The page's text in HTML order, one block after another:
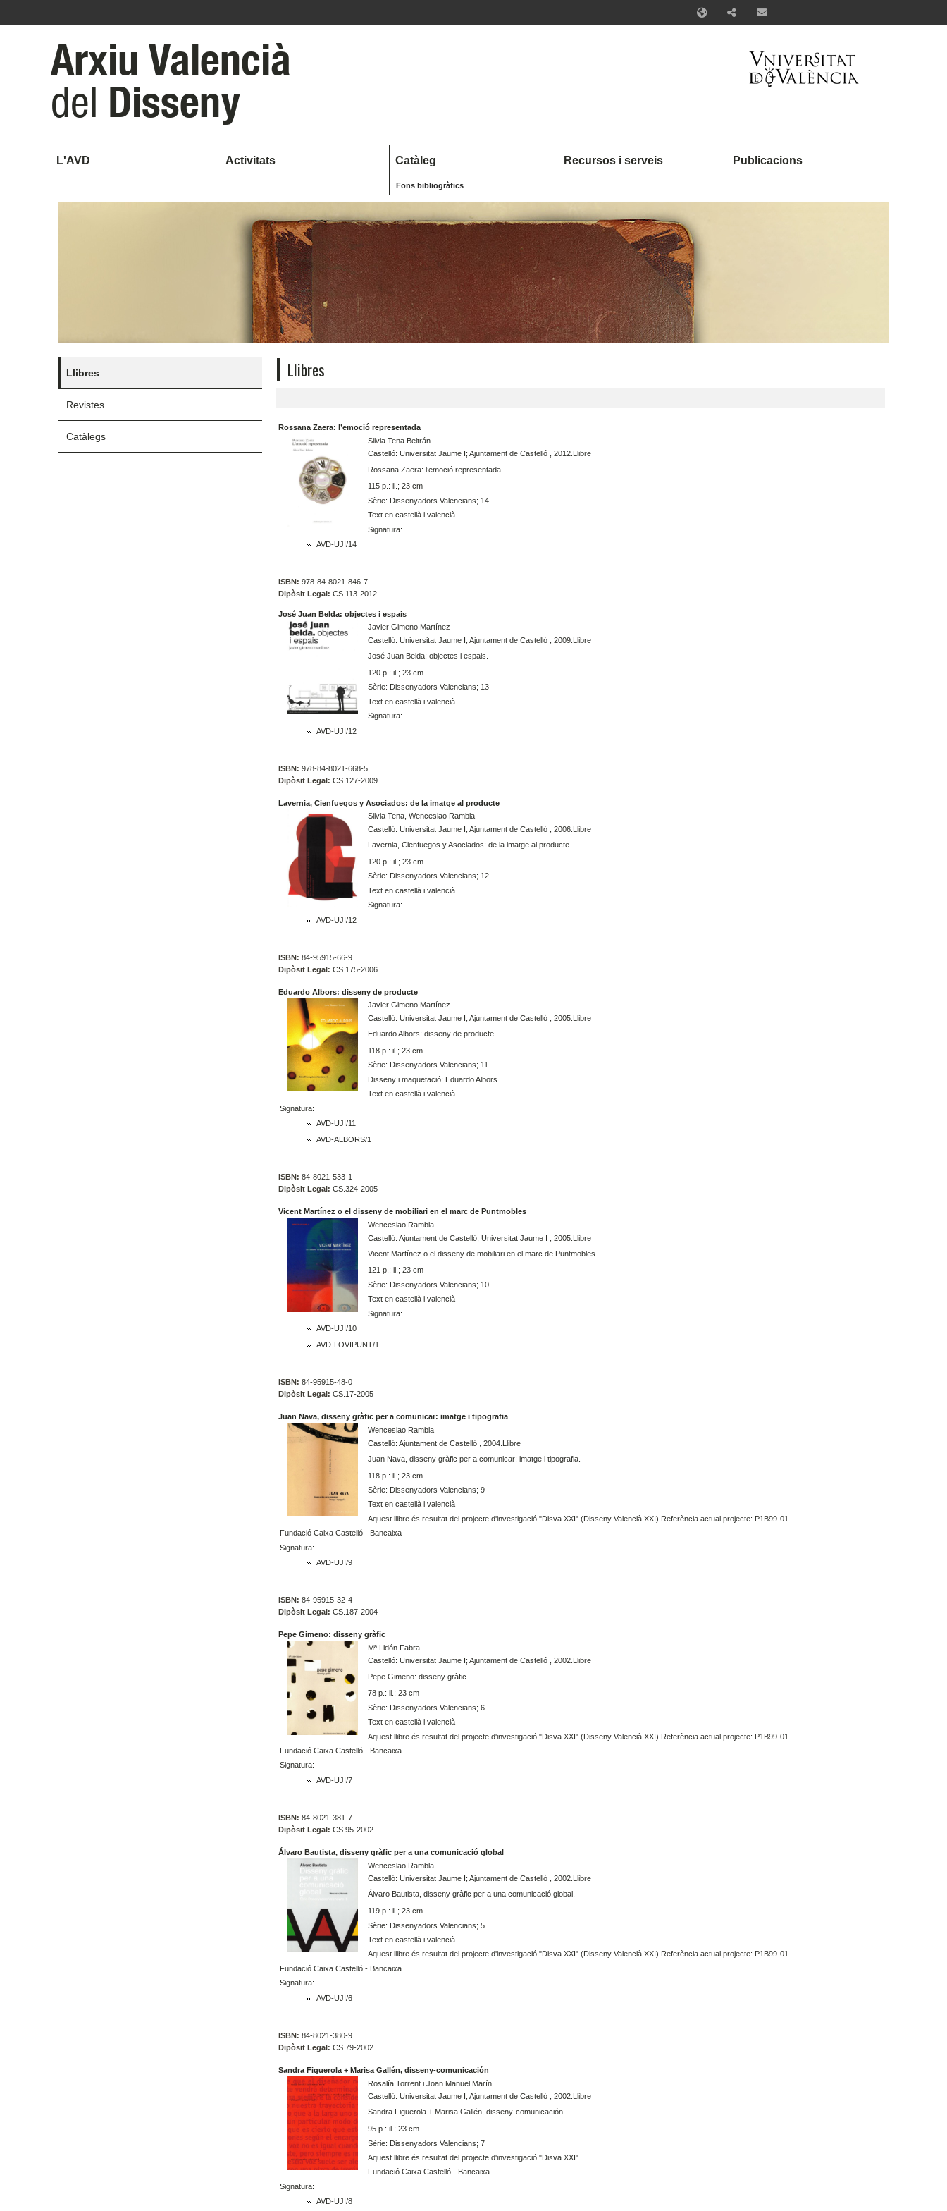
Arxiu Valencià
del Disseny
L'AVD Activitats Catàleg Recursos i serveis Publicacions
Fons bibliogràfics
Llibres
Revistes
Catàlegs
Llibres
Rossana Zaera: l’emoció representada
Silvia Tena Beltrán
Castelló: Universitat Jaume I; Ajuntament de Castelló , 2012.Llibre
Rossana Zaera: l’emoció representada.
115 p.: il.; 23 cm
Sèrie: Dissenyadors Valencians; 14
Text en castellà i valencià
Signatura:
AVD-UJI/14
ISBN: 978-84-8021-846-7
Dipòsit Legal: CS.113-2012
José Juan Belda: objectes i espais
Javier Gimeno Martínez
Castelló: Universitat Jaume I; Ajuntament de Castelló , 2009.Llibre
José Juan Belda: objectes i espais.
120 p.: il.; 23 cm
Sèrie: Dissenyadors Valencians; 13
Text en castellà i valencià
Signatura:
AVD-UJI/12
ISBN: 978-84-8021-668-5
Dipòsit Legal: CS.127-2009
Lavernia, Cienfuegos y Asociados: de la imatge al producte
Silvia Tena, Wenceslao Rambla
Castelló: Universitat Jaume I; Ajuntament de Castelló , 2006.Llibre
Lavernia, Cienfuegos y Asociados: de la imatge al producte.
120 p.: il.; 23 cm
Sèrie: Dissenyadors Valencians; 12
Text en castellà i valencià
Signatura:
AVD-UJI/12
ISBN: 84-95915-66-9
Dipòsit Legal: CS.175-2006
Eduardo Albors: disseny de producte
Javier Gimeno Martínez
Castelló: Universitat Jaume I; Ajuntament de Castelló , 2005.Llibre
Eduardo Albors: disseny de producte.
118 p.: il.; 23 cm
Sèrie: Dissenyadors Valencians; 11
Disseny i maquetació: Eduardo Albors
Text en castellà i valencià
Signatura:
AVD-UJI/11
AVD-ALBORS/1
ISBN: 84-8021-533-1
Dipòsit Legal: CS.324-2005
Vicent Martínez o el disseny de mobiliari en el marc de Puntmobles
Wenceslao Rambla
Castelló: Ajuntament de Castelló; Universitat Jaume I , 2005.Llibre
Vicent Martínez o el disseny de mobiliari en el marc de Puntmobles.
121 p.: il.; 23 cm
Sèrie: Dissenyadors Valencians; 10
Text en castellà i valencià
Signatura:
AVD-UJI/10
AVD-LOVIPUNT/1
ISBN: 84-95915-48-0
Dipòsit Legal: CS.17-2005
Juan Nava, disseny gràfic per a comunicar: imatge i tipografia
Wenceslao Rambla
Castelló: Ajuntament de Castelló , 2004.Llibre
Juan Nava, disseny gràfic per a comunicar: imatge i tipografia.
118 p.: il.; 23 cm
Sèrie: Dissenyadors Valencians; 9
Text en castellà i valencià
Aquest llibre és resultat del projecte d'investigació "Disva XXI" (Disseny Valencià XXI) Referència actual projecte: P1B99-01
Fundació Caixa Castelló - Bancaixa
Signatura:
AVD-UJI/9
ISBN: 84-95915-32-4
Dipòsit Legal: CS.187-2004
Pepe Gimeno: disseny gràfic
Mª Lidón Fabra
Castelló: Universitat Jaume I; Ajuntament de Castelló , 2002.Llibre
Pepe Gimeno: disseny gràfic.
78 p.: il.; 23 cm
Sèrie: Dissenyadors Valencians; 6
Text en castellà i valencià
Aquest llibre és resultat del projecte d'investigació "Disva XXI" (Disseny Valencià XXI) Referència actual projecte: P1B99-01
Fundació Caixa Castelló - Bancaixa
Signatura:
AVD-UJI/7
ISBN: 84-8021-381-7
Dipòsit Legal: CS.95-2002
Álvaro Bautista, disseny gràfic per a una comunicació global
Wenceslao Rambla
Castelló: Universitat Jaume I; Ajuntament de Castelló , 2002.Llibre
Álvaro Bautista, disseny gràfic per a una comunicació global.
119 p.: il.; 23 cm
Sèrie: Dissenyadors Valencians; 5
Text en castellà i valencià
Aquest llibre és resultat del projecte d'investigació "Disva XXI" (Disseny Valencià XXI) Referència actual projecte: P1B99-01
Fundació Caixa Castelló - Bancaixa
Signatura:
AVD-UJI/6
ISBN: 84-8021-380-9
Dipòsit Legal: CS.79-2002
Sandra Figuerola + Marisa Gallén, disseny-comunicación
Rosalía Torrent i Joan Manuel Marín
Castelló: Universitat Jaume I; Ajuntament de Castelló , 2002.Llibre
Sandra Figuerola + Marisa Gallén, disseny-comunicación.
95 p.: il.; 23 cm
Sèrie: Dissenyadors Valencians; 7
Aquest llibre és resultat del projecte d'investigació "Disva XXI"
Fundació Caixa Castelló - Bancaixa
Signatura:
AVD-UJI/8